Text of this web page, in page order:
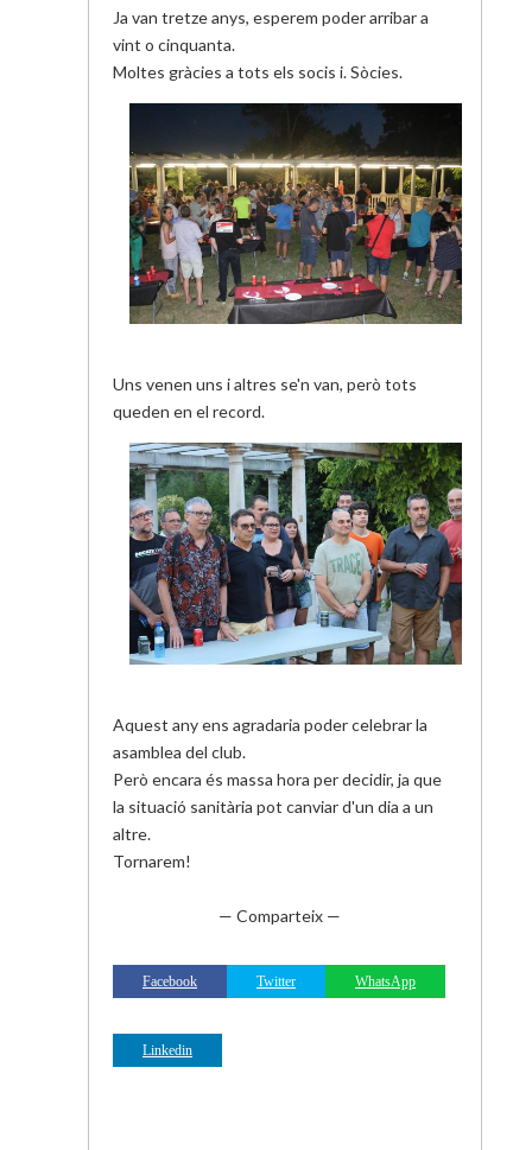
Ja van tretze anys, esperem poder arribar a
vint o cinquanta.
Moltes gràcies a tots els socis i. Sòcies.
Uns venen uns i altres se'n van, però tots
queden en el record.
Aquest any ens agradaria poder celebrar la
asamblea del club.
Però encara és massa hora per decidir, ja que
la situació sanitària pot canviar d'un dia a un
altre.
Tornarem!
— Comparteix —
Facebook Twitter WhatsApp
Linkedin